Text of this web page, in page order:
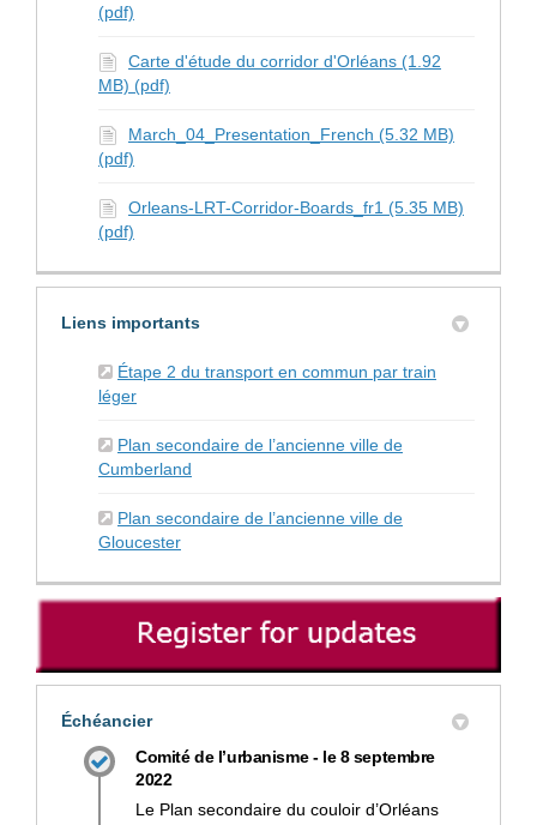
(pdf)
Carte d'étude du corridor d'Orléans (1.92
MB) (pdf)
March_04_Presentation_French (5.32 MB)
(pdf)
Orleans-LRT-Corridor-Boards_fr1 (5.35 MB)
(pdf)
Liens importants
Étape 2 du transport en commun par train
léger(Liens externes)
Plan secondaire de l’ancienne ville de
Cumberland
Plan secondaire de l’ancienne ville de
Gloucester(Liens externes)
Échéancier
Comité de l’urbanisme - le 8 septembre
2022
Le Plan secondaire du couloir d’Orléans